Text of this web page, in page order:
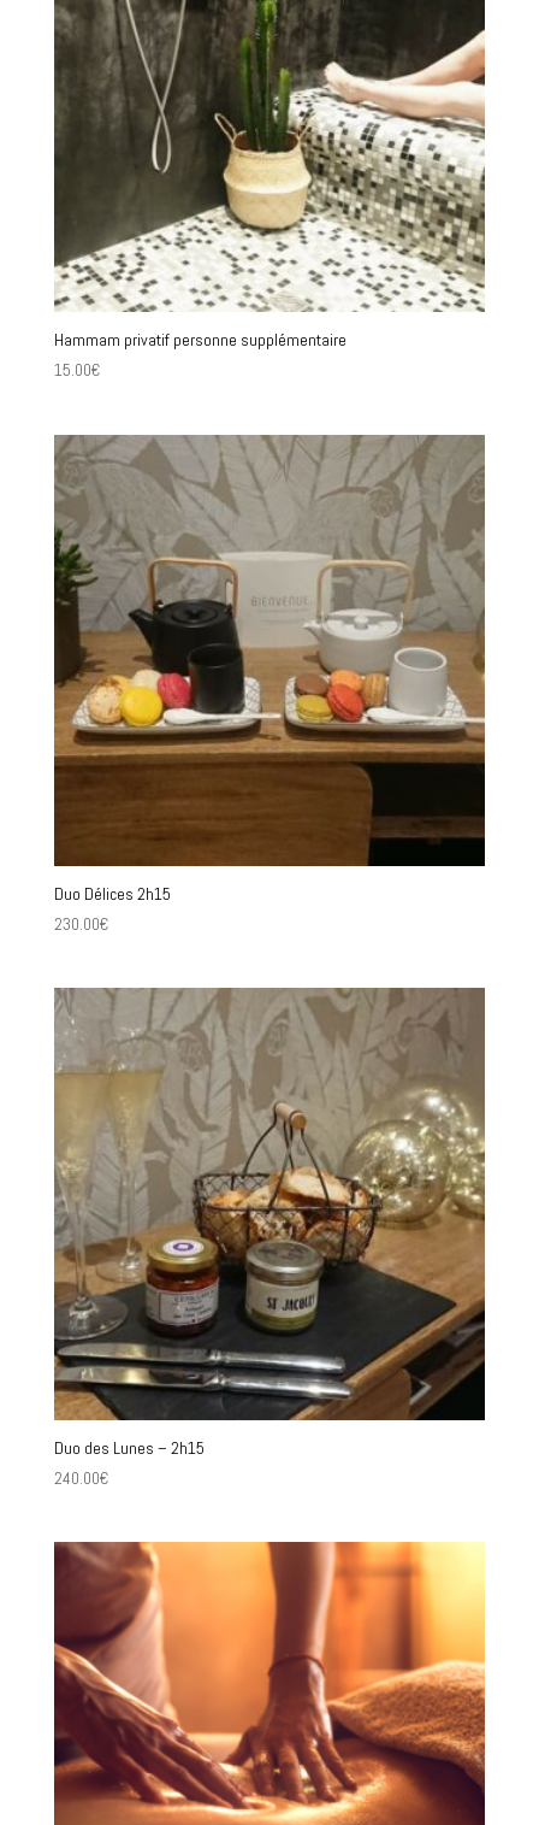
Hammam privatif personne supplémentaire
15.00€
Duo Délices 2h15
230.00€
Duo des Lunes – 2h15
240.00€